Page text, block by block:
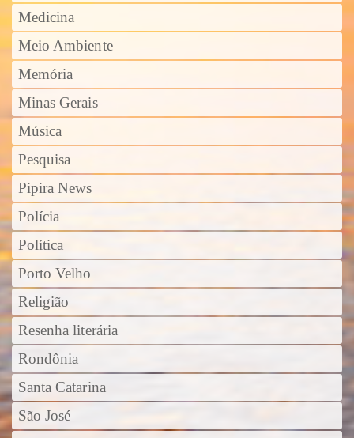
Medicina
Meio Ambiente
Memória
Minas Gerais
Música
Pesquisa
Pipira News
Polícia
Política
Porto Velho
Religião
Resenha literária
Rondônia
Santa Catarina
São José